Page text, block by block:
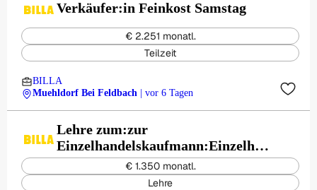
Verkäufer:in Feinkost Samstag
€ 2.251 monatl.
Teilzeit
BILLA
Muehldorf Bei Feldbach
| vor 6 Tagen
Lehre zum:zur
Einzelhandelskaufmann:Einzelhan
delskauffrau Schwerpunkt
Lebensmittel
€ 1.350 monatl.
Lehre